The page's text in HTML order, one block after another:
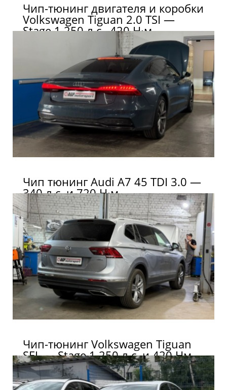
Чип-тюнинг двигателя и коробки
Volkswagen Tiguan 2.0 TSI —
Stage 1 250 л.с., 420 Н·м
Чип тюнинг Audi A7 45 TDI 3.0 —
340 л.с. и 720 Н·м
Чип-тюнинг Volkswagen Tiguan
SEL — Stage 1 250 л.с. и 420 Нм